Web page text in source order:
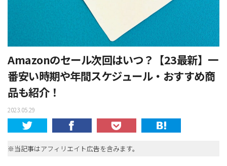
Amazonのセール次回はいつ？【23最新】一
番安い時期や年間スケジュール・おすすめ商
品も紹介！
2023.05.29
※当記事はアフィリエイト広告を含みます。